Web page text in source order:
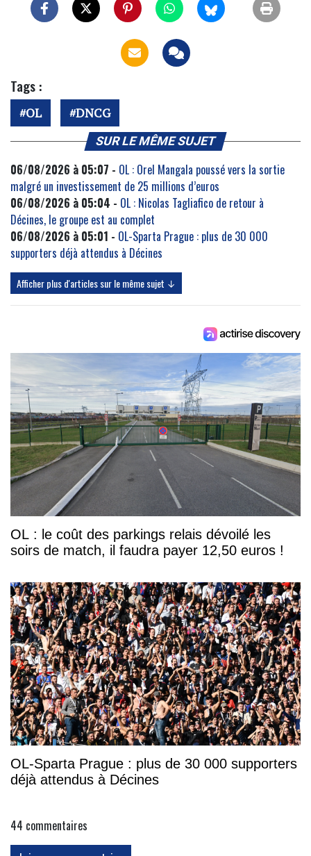
Tags :
OL DNCG
SUR LE MÊME SUJET
06/08/2026 à 05:07 - OL : Orel Mangala poussé vers la sortie
malgré un investissement de 25 millions d’euros
06/08/2026 à 05:04 - OL : Nicolas Tagliafico de retour à
Décines, le groupe est au complet
06/08/2026 à 05:01 - OL-Sparta Prague : plus de 30 000
supporters déjà attendus à Décines
Afficher plus d'articles sur le même sujet ↓
OL : le coût des parkings relais dévoilé les
soirs de match, il faudra payer 12,50 euros !
OL-Sparta Prague : plus de 30 000 supporters
déjà attendus à Décines
44 commentaires